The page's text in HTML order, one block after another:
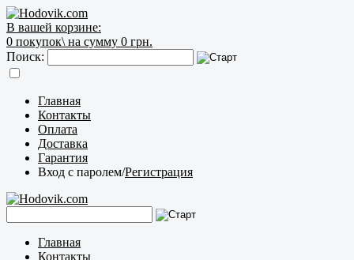
В вашей корзине:
0 покупок\ на сумму 0 грн.
Поиск:
Главная
Контакты
Оплата
Доставка
Гарантия
Вход с паролем/Регистрация
Главная
Контакты